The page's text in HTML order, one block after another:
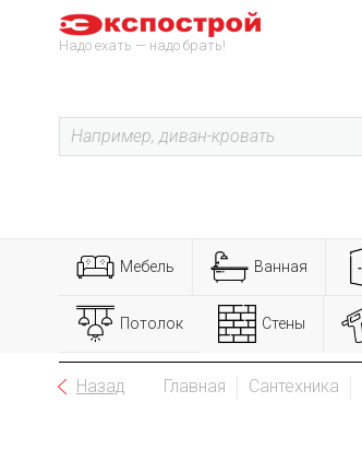
Надо ехать — надо брать!
Мебель Ванная
Потолок Стены
Назад Главная Сантехника